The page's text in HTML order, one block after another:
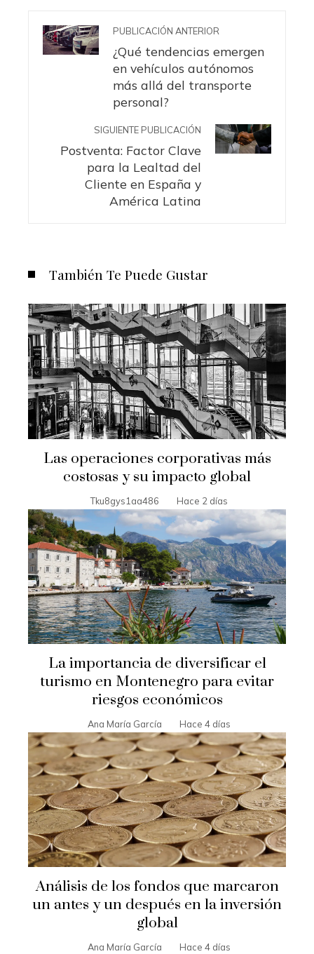
PUBLICACIÓN ANTERIOR
¿Qué tendencias emergen
en vehículos autónomos
más allá del transporte
personal?
SIGUIENTE PUBLICACIÓN
Postventa: Factor Clave
para la Lealtad del
Cliente en España y
América Latina
También Te Puede Gustar
Las operaciones corporativas más
costosas y su impacto global
Tku8gys1aa486 Hace 2 días
La importancia de diversificar el
turismo en Montenegro para evitar
riesgos económicos
Ana María García Hace 4 días
Análisis de los fondos que marcaron
un antes y un después en la inversión
global
Ana María García Hace 4 días